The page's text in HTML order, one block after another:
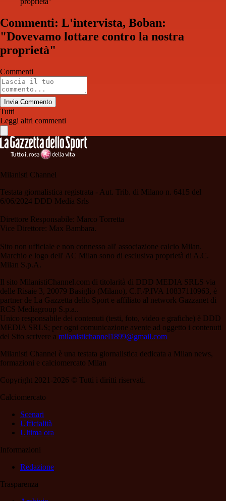
Commenti: L'intervista, Boban:
"Dovevamo lottare contro la nostra
proprietà"
Commenti
Invia Commento
Tutti
Leggi altri commenti
Milanisti Channel
Testata giornalistica registrata - Aut. Trib. di Milano n. 6415 del
6/06/2024 DDD Media Srls
Direttore Responsabile: Marco Torretta
Vice Direttore: Max Bambara.
Sito non ufficiale e non connesso all' associazione calcio Milan.
Marchio e logo dell' AC Milan sono di esclusiva proprietà di A.C.
Milan S.p.A.
Il sito MilanistiChannel.com di titolarità di DDD MEDIA SRLS via
delle Risaie 3, 20079 Basiglio (Milano), C.F./P.IVA 10837110963, è
partner de La Gazzetta dello Sport e affiliato al network Gazzanet di
RCS Mediagroup S.p.a..
Unico responsabile dei contenuti (testi, foto, video e grafiche) è DDD
MEDIA SRLS; per ogni comunicazione avente ad oggetto i contenuti
del Sito scrivere a milanistichannel1899@gmail.com
Milanisti Channel è una testata giornalistica dedicata a Milan news,
formazioni e calciomercato Milan
Copyright 2021-2026 © Tutti i diritti riservati.
Calciomercato
Scenari
Ufficialità
Ultima ora
Informazioni
Redazione
Trasparenza